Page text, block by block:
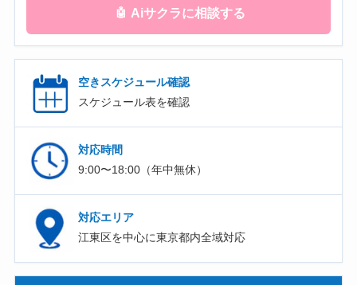
🤖 Aiサクラに相談する
空きスケジュール確認
スケジュール表を確認
対応時間
9:00〜18:00（年中無休）
対応エリア
江東区を中心に東京都内全域対応